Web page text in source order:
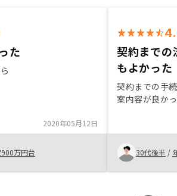
た
2020年05月12日
万円台
契約までの
もよかった
契約までの手
案内容が良か
30代後半 /